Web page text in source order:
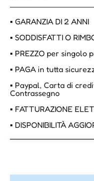
▪ GARANZIA DI 2 ANNI
▪ SODDISFATTI O
▪ PREZZO per singolo
▪ PAGA in tutta
▪ Paypal, Carta di
Contrassegno
▪ FATTURAZIONE
▪ DISPONIBILITÀ